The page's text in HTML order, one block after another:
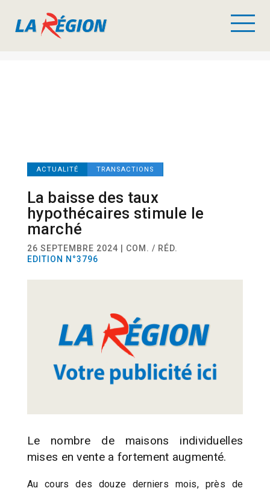
ACTUALITÉ TRANSACTIONS
La baisse des taux
hypothécaires stimule le
marché
26 SEPTEMBRE 2024 | COM. / RÉD.
EDITION N°3796
Le nombre de maisons individuelles
mises en vente a fortement augmenté.
Au cours des douze derniers mois, près de